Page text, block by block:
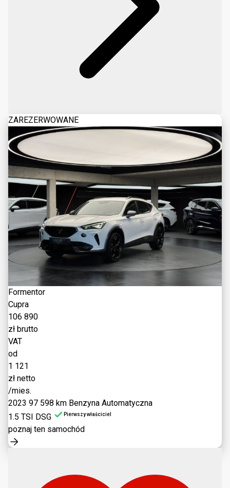
ZAREZERWOWANE
Formentor
Cupra
106 890
zł brutto
VAT
od
1 121
zł netto
/mies.
2023 97 598 km Benzyna Automatyczna
1.5 TSI DSG
Pierwszy właściciel
poznaj ten samochód